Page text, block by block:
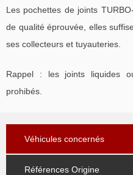
Les pochettes de joints
de qualité éprouvée, elles
ses collecteurs et tuyauteries.
Rappel : les joints liquides
prohibés.
Véhicules concernés
Références Origine